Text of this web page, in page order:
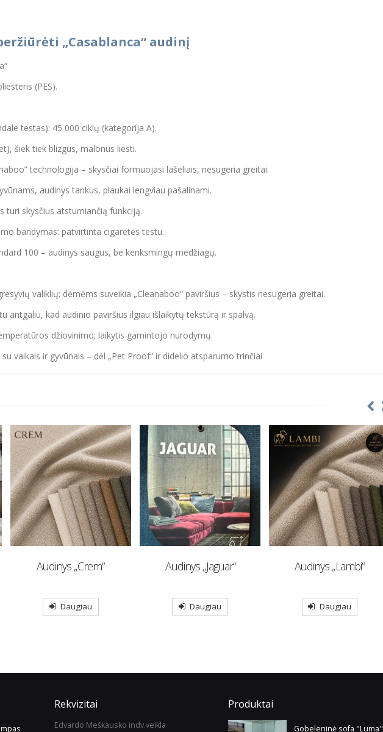
„Casablanca“ audinį
(PES).
testas): 45 000 ciklų (kategorija A).
šiek tiek blizgus, malonus liesti.
technologija – skysčiai formuojasi lašeliais, nesugeria greitai.
audinys tankus, plaukai lengviau pašalinami.
turi skysčius atstumiančią funkciją.
bandymas: patvirtinta cigaretės testu.
100 – audinys saugus, be kenksmingų medžiagų.
valiklių; dėmėms suveikia „Cleanaboo“ paviršius – skystis nesugeria greitai.
antgaliu, kad audinio paviršius ilgiau išlaikytų tekstūrą ir spalvą.
džiovinimo; laikytis gamintojo nurodymų.
vaikais ir gyvūnais – dėl „Pet Proof“ ir didelio atsparumo trinčiai
Audinys „Crem“
Daugiau
Audinys „Jaguar“
Daugiau
Audinys „Lambi“
Daugiau
Rekvizitai
Edvardo Meškausko indv.veikla
Produktai
Gobeleninė sofa "Luma"